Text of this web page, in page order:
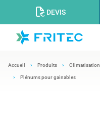
DEVIS
Accueil Produits Climatisation
Plénums pour gainables